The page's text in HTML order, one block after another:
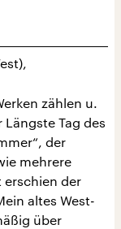
zählen u.
Längste Tag des
der
mehrere
erschien der
altes West-
über